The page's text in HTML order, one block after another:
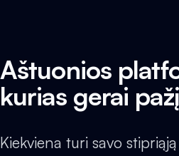
Aštuonios
kurias gerai
Kiekviena turi savo